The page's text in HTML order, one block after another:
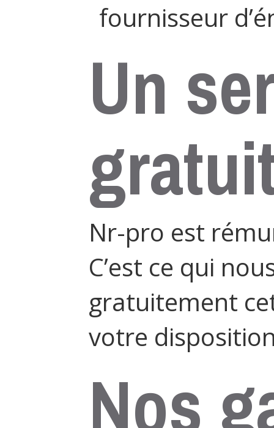
fournisseur
Un
Nr-pro est
C’est ce qui
gratuitement
votre
Nos